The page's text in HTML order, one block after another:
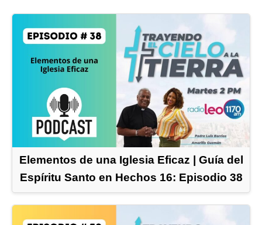
Elementos de una Iglesia Eficaz | Guía del
Espíritu Santo en Hechos 16: Episodio 38